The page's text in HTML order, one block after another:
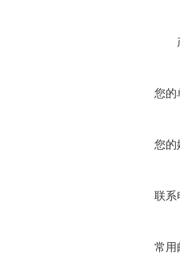
您的
您的
联系
常用